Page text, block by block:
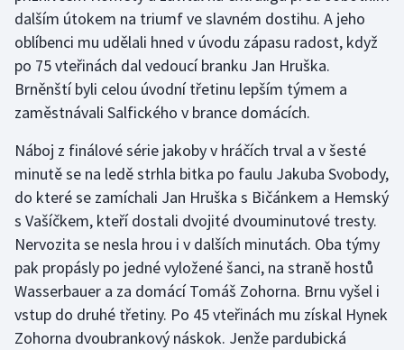
Golf
Gymnastika
Házená
Jezdectví
Judo
Krasobruslení
Lezení
Lyže a snowboard
dalším útokem na triumf ve slavném dostihu. A jeho
oblíbenci mu udělali hned v úvodu zápasu radost, když
po 75 vteřinách dal vedoucí branku Jan Hruška.
Brněnští byli celou úvodní třetinu lepším týmem a
zaměstnávali Salfického v brance domácích.
Náboj z finálové série jakoby v hráčích trval a v šesté
minutě se na ledě strhla bitka po faulu Jakuba Svobody,
do které se zamíchali Jan Hruška s Bičánkem a Hemský
s Vašíčkem, kteří dostali dvojité dvouminutové tresty.
Nervozita se nesla hrou i v dalších minutách. Oba týmy
pak propásly po jedné vyložené šanci, na straně hostů
Wasserbauer a za domácí Tomáš Zohorna. Brnu vyšel i
vstup do druhé třetiny. Po 45 vteřinách mu získal Hynek
Zohorna dvoubrankový náskok. Jenže pardubická